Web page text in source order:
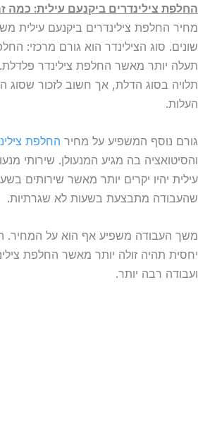
החלפת צילינדרים ביקנעם עילית: כמה
מחיר החלפת צילינדרים ביקנעם עילית
שונים. סוג הצילינדר הוא גורם מרכזי:
תעלה יותר מאשר החלפת צילינדר פלדלת.
תלויה בסוג הדלת, אך חשוב לזכור שסוג
העלות.
גורם נוסף המשפיע על מחיר החלפת
עילית יהיו יקרים יותר מאשר שירותים
שהעבודה מתבצעת בשעות לא שגרתיות.
משך העבודה משפיע אף הוא על המחיר.
יחסית תהיה זולה יותר מאשר החלפת
ועבודה רבה יותר.